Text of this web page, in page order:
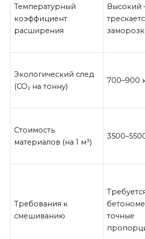
Температурный
коэффициент
расширения
Высокий
Экологический след
(CO₂ на тонну)
700–900
Стоимость
материалов (на 1 м³)
Требования к
смешиванию
точные